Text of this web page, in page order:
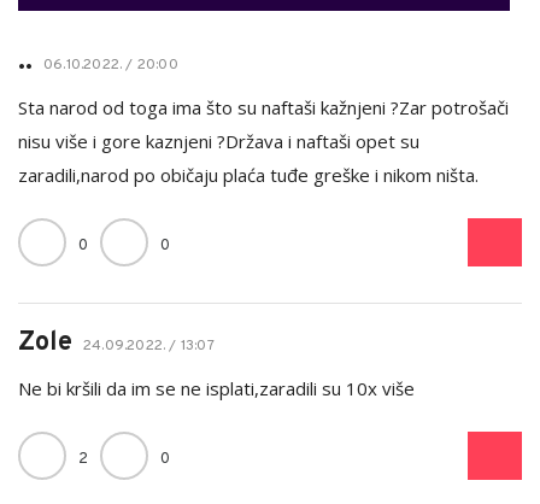
.. 06.10.2022. / 20:00
Sta narod od toga ima što su naftaši kažnjeni ?Zar potrošači
nisu više i gore kaznjeni ?Država i naftaši opet su
zaradili,narod po običaju plaća tuđe greške i nikom ništa.
0 0
Zole 24.09.2022. / 13:07
Ne bi kršili da im se ne isplati,zaradili su 10x više
2 0